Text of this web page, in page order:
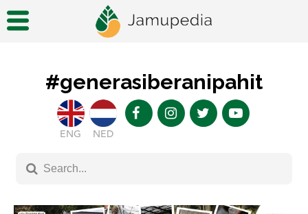
#generasiberanipahit
ENG NED